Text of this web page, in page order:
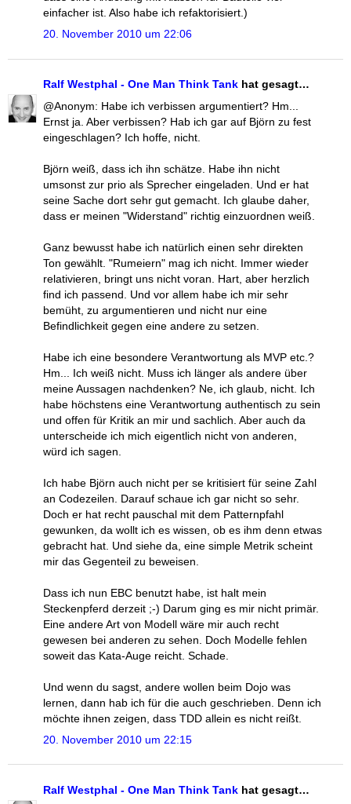
einfacher ist. Also habe ich refaktorisiert.)
20. November 2010 um 22:06
Ralf Westphal - One Man Think Tank hat gesagt…
@Anonym: Habe ich verbissen argumentiert? Hm...
Ernst ja. Aber verbissen? Hab ich gar auf Björn zu fest
eingeschlagen? Ich hoffe, nicht.
Björn weiß, dass ich ihn schätze. Habe ihn nicht
umsonst zur prio als Sprecher eingeladen. Und er hat
seine Sache dort sehr gut gemacht. Ich glaube daher,
dass er meinen "Widerstand" richtig einzuordnen weiß.
Ganz bewusst habe ich natürlich einen sehr direkten
Ton gewählt. "Rumeiern" mag ich nicht. Immer wieder
relativieren, bringt uns nicht voran. Hart, aber herzlich
find ich passend. Und vor allem habe ich mir sehr
bemüht, zu argumentieren und nicht nur eine
Befindlichkeit gegen eine andere zu setzen.
Habe ich eine besondere Verantwortung als MVP etc.?
Hm... Ich weiß nicht. Muss ich länger als andere über
meine Aussagen nachdenken? Ne, ich glaub, nicht. Ich
habe höchstens eine Verantwortung authentisch zu sein
und offen für Kritik an mir und sachlich. Aber auch da
unterscheide ich mich eigentlich nicht von anderen,
würd ich sagen.
Ich habe Björn auch nicht per se kritisiert für seine Zahl
an Codezeilen. Darauf schaue ich gar nicht so sehr.
Doch er hat recht pauschal mit dem Patternpfahl
gewunken, da wollt ich es wissen, ob es ihm denn etwas
gebracht hat. Und siehe da, eine simple Metrik scheint
mir das Gegenteil zu beweisen.
Dass ich nun EBC benutzt habe, ist halt mein
Steckenpferd derzeit ;-) Darum ging es mir nicht primär.
Eine andere Art von Modell wäre mir auch recht
gewesen bei anderen zu sehen. Doch Modelle fehlen
soweit das Kata-Auge reicht. Schade.
Und wenn du sagst, andere wollen beim Dojo was
lernen, dann hab ich für die auch geschrieben. Denn ich
möchte ihnen zeigen, dass TDD allein es nicht reißt.
20. November 2010 um 22:15
Ralf Westphal - One Man Think Tank hat gesagt…